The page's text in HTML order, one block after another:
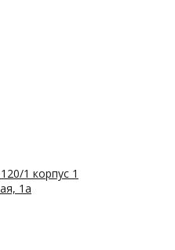
1 корпус 1
1а